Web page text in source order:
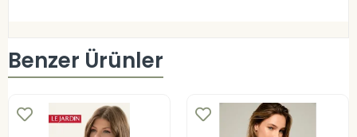
Benzer Ürünler